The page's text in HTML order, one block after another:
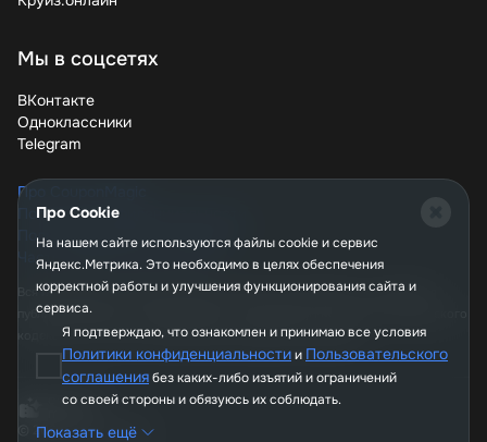
лучшие предложения могут появиться в любой момент.
Мы в соцсетях
ВКонтакте
Одноклассники
Telegram
Про CouponMagic
Политика конфиденциальности
Пользовательское соглашение
Часто задаваемые вопросы
Вся информация, опубликованная на сайте couponmagic.ru, не является
публичной офертой, определяемой положениями Статьи 437 Гражданского
кодекса РФ, и носит исключительно справочный характер.
© 2026, CouponMagic
Про Cookie
На нашем сайте используются файлы сookie и сервис
Яндекс.Метрика. Это необходимо в целях обеспечения
корректной работы и улучшения функционирования сайта и
сервиса.
Я подтверждаю, что ознакомлен и принимаю все условия
Политики конфиденциальностии Пользовательского
соглашениябез каких-либо изъятий и ограничений
со своей стороны и обязуюсь их соблюдать.
Показать ещё